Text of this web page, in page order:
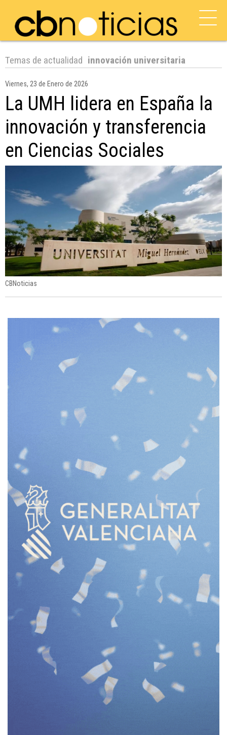
Temas de actualidad innovación universitaria
Viernes, 23 de Enero de 2026
La UMH lidera en España la
innovación y transferencia
en Ciencias Sociales
CBNoticias